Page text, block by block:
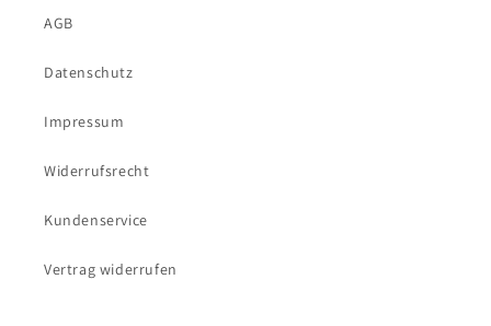
AGB
Datenschutz
Impressum
Widerrufsrecht
Kundenservice
Vertrag widerrufen